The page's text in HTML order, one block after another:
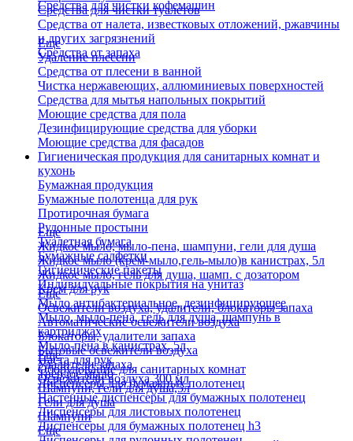
Средства для чистки кофемашин
Средства для чистки туалетов
Средства от налета, известковых отложений, ржавчины
и других загрязнений
Средства от запаха
Еще
Удаление плесени
Средства от плесени в ванной
Чистка нержавеющих, аллюминиевых поверхностей
Средства для мытья напольных покрытий
Моющие средства для пола
Дезинфицирующие средства для уборки
Моющие средства для фасадов
Гигиеническая продукция для санитарных комнат и
кухонь
Бумажная продукция
Бумажные полотенца для рук
Протирочная бумага
Рулонные простыни
Туалетная бумага
Бумажные салфетки
Гигиенические пакеты
Индивидуальные покрытия на унитаз
Еще
Жидкое мыло, мыло-пена, шампуни, гели для душа
Жидкое мыло (крем-мыло,гель-мыло)в канистрах, 5л
Жидкое мыло, гель для душа, шамп. с дозатором
Крем для рук
Мыло антибактериальное, дезинфицирующее
Мыло, мыло-пена, гель для душа, шампунь в
картриджах
Мыло-пена в канистрах, 5л
Паста для рук
Твердое мыло
Шампуни, гели для душа,5л
Гели для душа
Шампуни
Еще
Освежители воздуха, удалители, блокаторы запаха
Автоматические освежители воздуха
Блокаторы, удалители запаха
Бытовые освежители воздуха
Удалители запаха
Освежители воздуха 300 мл
Еще
Оборудование для санитарных комнат
Диспенсеры для бумажных полотенец
Настенные диспенсеры для бумажных полотенец
Диспенсеры для листовых полотенец
Диспенсеры для бумажных полотенец h3
Еще